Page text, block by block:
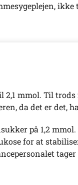
mmol. Til
da det er det,
på 1,2
for at